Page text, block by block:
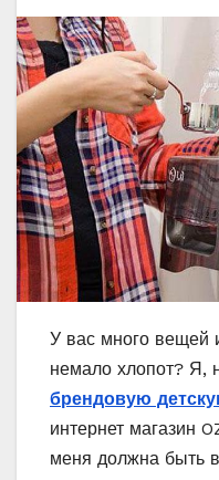
У вас много вещей
немало хлопот? Я,
брендовую
интернет магазин
меня должна быть